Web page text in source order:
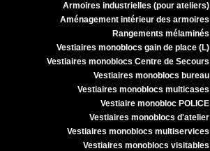
Armoires industrielles (pour ateliers)
Aménagement intérieur des armoires
Rangements mélaminés
Vestiaires monoblocs gain de place (L)
Vestiaires monoblocs Centre de Secours
Vestiaires monoblocs bureau
Vestiaires monoblocs multicases
Vestiaire monobloc POLICE
Vestiaires monoblocs d'atelier
Vestiaires monoblocs multiservices
Vestiaires monoblocs visitables